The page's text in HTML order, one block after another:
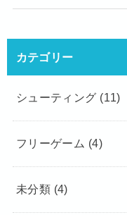
カテゴリー
シューティング (11)
フリーゲーム (4)
未分類 (4)